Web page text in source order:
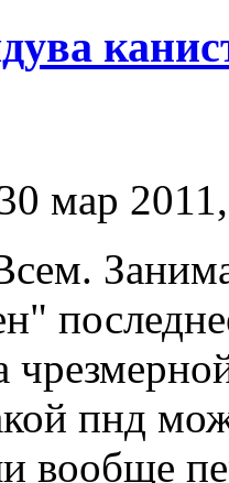
мар
пнд
вообще